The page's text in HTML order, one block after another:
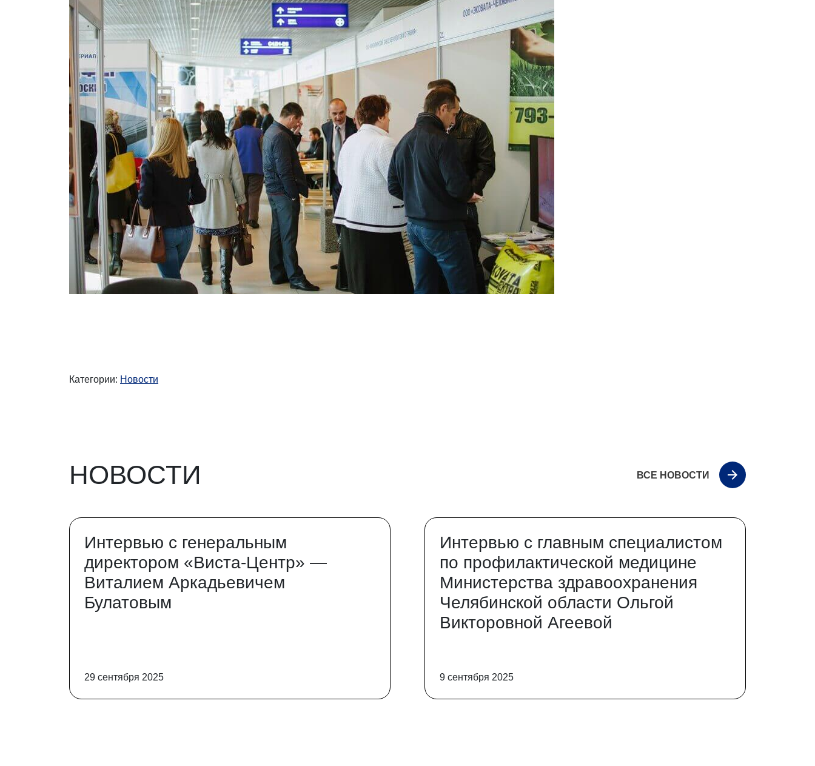
Категории: Новости
НОВОСТИ ВСЕ НОВОСТИ
Интервью с генеральным
директором «Виста-Центр» —
Виталием Аркадьевичем
Булатовым
29 сентября 2025
Интервью с главным специалистом
по профилактической медицине
Министерства здравоохранения
Челябинской области Ольгой
Викторовной Агеевой
9 сентября 2025